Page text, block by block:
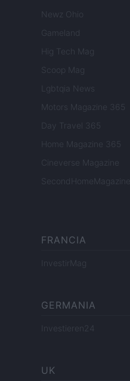
Newz Ohio
Gameland
Hig Tech Mag
Scoop Mag
Lgbtqia News
Motors Magazine 365
Day Travel 365
Home Magazine 365
Cineverse Magazine
SecondHomeMagazine
FRANCIA
InvestirMag
GERMANIA
Investieren24
UK